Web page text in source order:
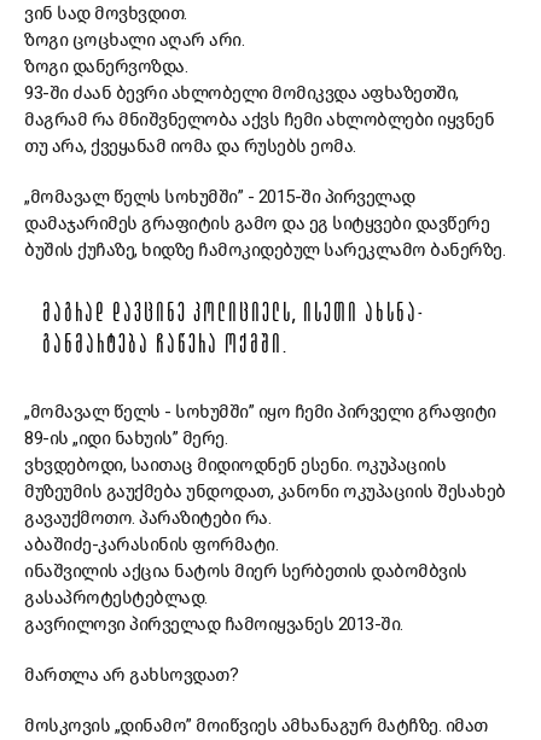
ვინ სად მოვხვდით.
ზოგი ცოცხალი აღარ არი.
ზოგი დანერვოზდა.
93-ში ძაან ბევრი ახლობელი მომიკვდა აფხაზეთში,
მაგრამ რა მნიშვნელობა აქვს ჩემი ახლობლები იყვნენ
თუ არა, ქვეყანამ იომა და რუსებს ეომა.
„მომავალ წელს სოხუმში” - 2015-ში პირველად
დამაჯარიმეს გრაფიტის გამო და ეგ სიტყვები დავწერე
ბუშის ქუჩაზე, ხიდზე ჩამოკიდებულ სარეკლამო ბანერზე.
ᲛᲐᲒᲠᲐᲓ ᲓᲐᲕᲪᲘᲜᲔ ᲞᲝᲚᲘᲪᲘᲔᲚᲡ, ᲘᲡᲔᲗᲘ ᲐᲮᲡᲜᲐ-
ᲒᲐᲜᲛᲐᲠᲢᲔᲑᲐ ᲩᲐᲬᲔᲠᲐ ᲝᲥᲛᲨᲘ.
„მომავალ წელს - სოხუმში” იყო ჩემი პირველი გრაფიტი
89-ის „იდი ნახუის” მერე.
ვხვდებოდი, საითაც მიდიოდნენ ესენი. ოკუპაციის
მუზეუმის გაუქმება უნდოდათ, კანონი ოკუპაციის შესახებ
გავაუქმოთო. პარაზიტები რა.
აბაშიძე-კარასინის ფორმატი.
ინაშვილის აქცია ნატოს მიერ სერბეთის დაბომბვის
გასაპროტესტებლად.
გავრილოვი პირველად ჩამოიყვანეს 2013-ში.
მართლა არ გახსოვდათ?
მოსკოვის „დინამო” მოიწვიეს ამხანაგურ მატჩზე. იმათ